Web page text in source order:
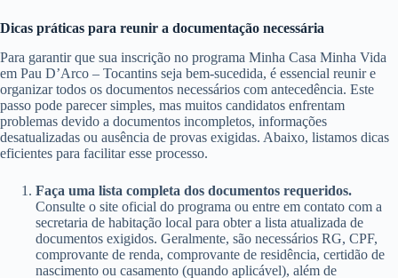
Dicas práticas para reunir a documentação necessária
Para garantir que sua inscrição no programa Minha Casa Minha Vida
em Pau D’Arco – Tocantins seja bem-sucedida, é essencial reunir e
organizar todos os documentos necessários com antecedência. Este
passo pode parecer simples, mas muitos candidatos enfrentam
problemas devido a documentos incompletos, informações
desatualizadas ou ausência de provas exigidas. Abaixo, listamos dicas
eficientes para facilitar esse processo.
Faça uma lista completa dos documentos requeridos.
Consulte o site oficial do programa ou entre em contato com a
secretaria de habitação local para obter a lista atualizada de
documentos exigidos. Geralmente, são necessários RG, CPF,
comprovante de renda, comprovante de residência, certidão de
nascimento ou casamento (quando aplicável), além de